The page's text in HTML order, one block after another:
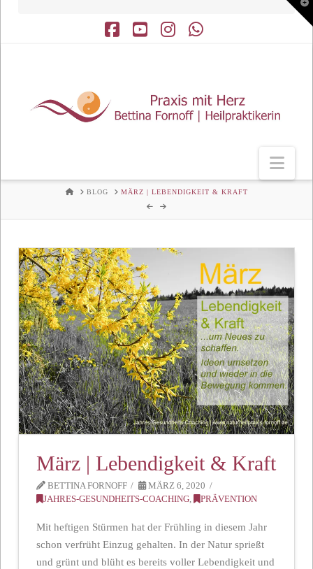
HOMEBLOG MÄRZ | LEBENDIGKEIT & KRAFT
März | Lebendigkeit & Kraft
BETTINA FORNOFF
MÄRZ 6, 2020
JAHRES-GESUNDHEITS-COACHING, PRÄVENTION
Mit heftigen Stürmen hat der Frühling in diesem Jahr
schon verfrüht Einzug gehalten. In der Natur sprießt
und grünt und blüht es bereits voller Lebendigkeit und